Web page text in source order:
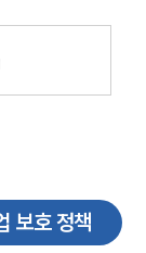
보호 정책